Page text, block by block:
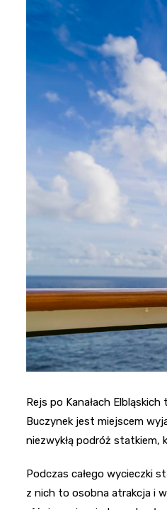
Rejs po Kanałach
Buczynek jest miejscem
niezwykłą podróż statkiem,
Podczas całego wycieczki
z nich to osobna atrakcja i